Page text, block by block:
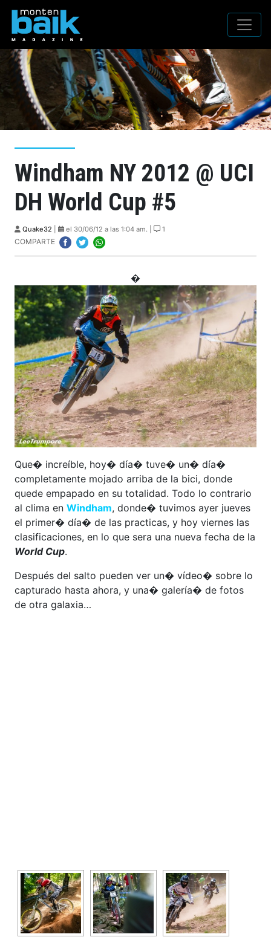
Windham NY 2012 @ UCI
DH World Cup #5
Quake32 el 30/06/12 a las 1:04 am. | 1
COMPARTE
�
Que� increíble, hoy� día� tuve� un� día�
completamente mojado arriba de la bici, donde
quede empapado en su totalidad. Todo lo contrario
al clima en Windham, donde� tuvimos ayer jueves
el primer� día� de las practicas, y hoy viernes las
clasificaciones, en lo que sera una nueva fecha de la
World Cup.
Después del salto pueden ver un� vídeo� sobre lo
capturado hasta ahora, y una� galería� de fotos
de otra galaxia…